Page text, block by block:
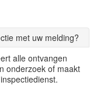
met uw melding?
alle ontvangen
onderzoek of maakt